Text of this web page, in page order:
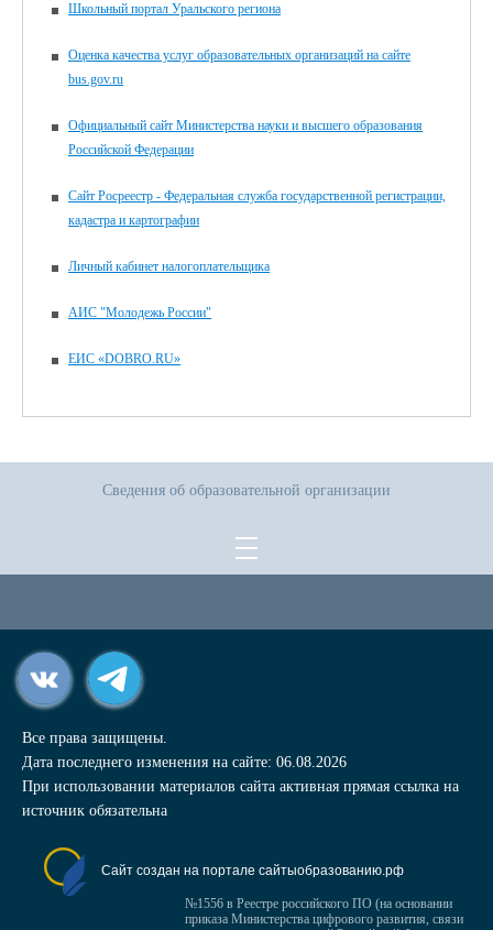
Школьный портал Уральского региона
Оценка качества услуг образовательных организаций на сайте
bus.gov.ru
Официальный сайт Министерства науки и высшего образования
Российской Федерации
Сайт Росреестр - Федеральная служба государственной регистрации,
кадастра и картографии
Личный кабинет налогоплательщика
АИС "Молодежь России"
ЕИС «DOBRO.RU»
Сведения об образовательной организации
Все права защищены.
Дата последнего изменения на сайте: 06.08.2026
При использовании материалов сайта активная прямая ссылка на
источник обязательна
Сайт создан на портале сайтыобразованию.рф
№1556 в Реестре российского ПО (на основании
приказа Министерства цифрового развития, связи